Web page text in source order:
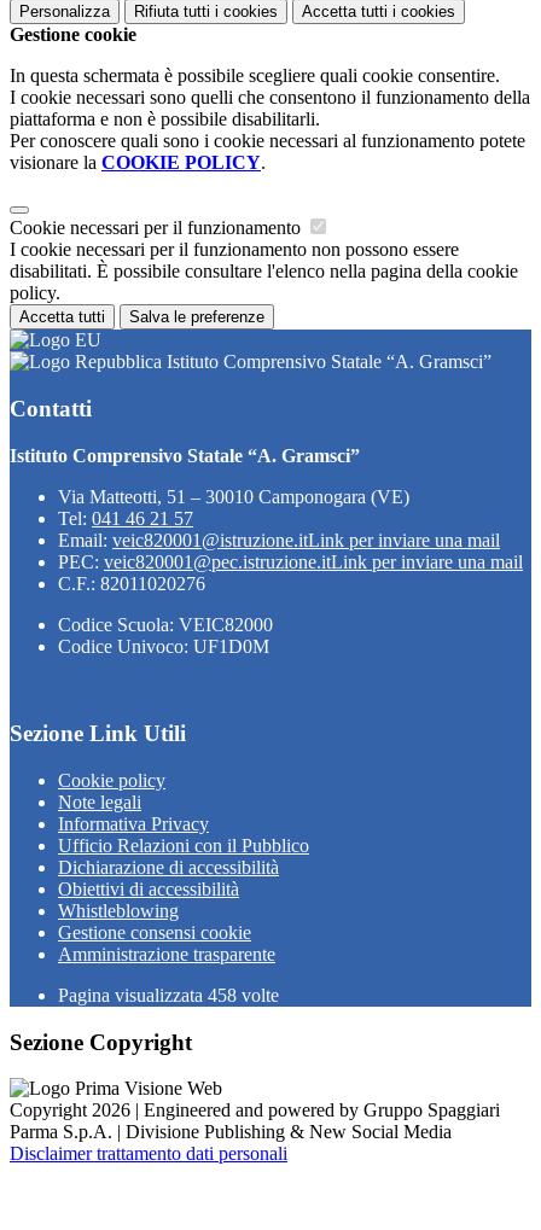
Personalizza Rifiuta tutti i cookies Accetta tutti i cookies
Gestione cookie
In questa schermata è possibile scegliere quali cookie consentire.
I cookie necessari sono quelli che consentono il funzionamento della
piattaforma e non è possibile disabilitarli.
Per conoscere quali sono i cookie necessari al funzionamento potete
visionare la COOKIE POLICY.
Cookie necessari per il funzionamento
I cookie necessari per il funzionamento non possono essere
disabilitati. È possibile consultare l'elenco nella pagina della cookie
policy.
Accetta tutti Salva le preferenze
Istituto Comprensivo Statale “A. Gramsci”
Contatti
Istituto Comprensivo Statale “A. Gramsci”
Via Matteotti, 51 – 30010 Camponogara (VE)
Tel: 041 46 21 57
Email: veic820001@istruzione.itLink per inviare una mail
PEC: veic820001@pec.istruzione.itLink per inviare una mail
C.F.: 82011020276
Codice Scuola: VEIC82000
Codice Univoco: UF1D0M
Sezione Link Utili
Cookie policy
Note legali
Informativa Privacy
Ufficio Relazioni con il Pubblico
Dichiarazione di accessibilità
Obiettivi di accessibilità
Whistleblowing
Gestione consensi cookie
Amministrazione trasparente
Pagina visualizzata 458 volte
Sezione Copyright
Copyright 2026 | Engineered and powered by Gruppo Spaggiari
Parma S.p.A. | Divisione Publishing & New Social Media
Disclaimer trattamento dati personali